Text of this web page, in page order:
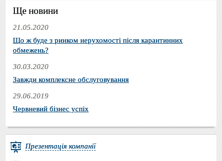
Ще новини
21.05.2020
Що ж буде з ринком нерухомості після карантинних
обмежень?
30.03.2020
Завжди комплексне обслуговування
29.06.2019
Червневий бізнес успіх
Презентація компанії